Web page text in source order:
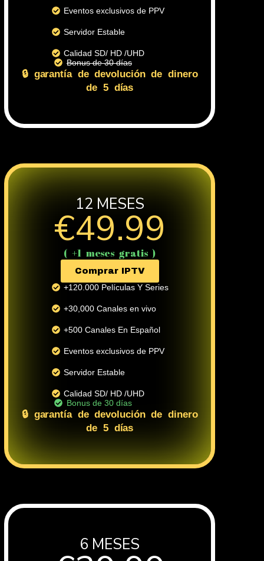
Eventos exclusivos de PPV
Servidor Estable
Calidad SD/ HD /UHD
Bonus de 30 días
🔒 garantía de devolución de dinero
de 5 días
12 MESES
€49.99
( +1 meses gratis )
Comprar IPTV
+120.000 Películas Y Series
+30,000 Canales en vivo
+500 Canales En Español
Eventos exclusivos de PPV
Servidor Estable
Calidad SD/ HD /UHD
Bonus de 30 días
🔒 garantía de devolución de dinero
de 5 días
6 MESES